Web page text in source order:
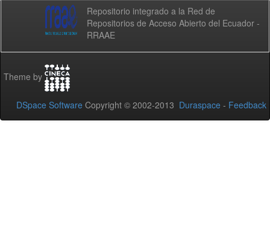
Repositorio integrado a la Red de
Repositorios de Acceso Abierto del Ecuador -
RRAAE
Theme by
DSpace Software Copyright © 2002-2013 Duraspace - Feedback